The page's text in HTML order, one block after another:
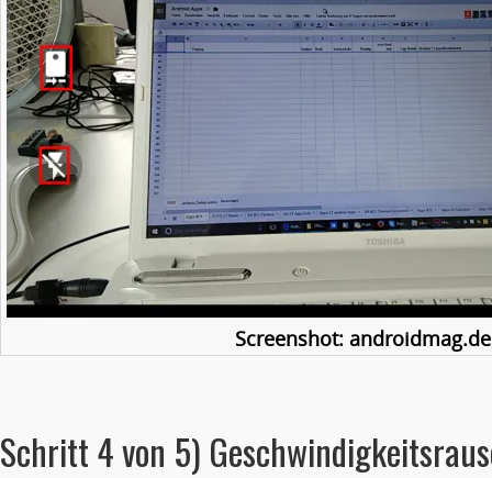
Screenshot: androidmag.de
Schritt 4 von 5)